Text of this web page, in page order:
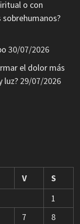
o con
30/07/2026
el dolor más
luz? 29/07/2026
V
S
1
7
8